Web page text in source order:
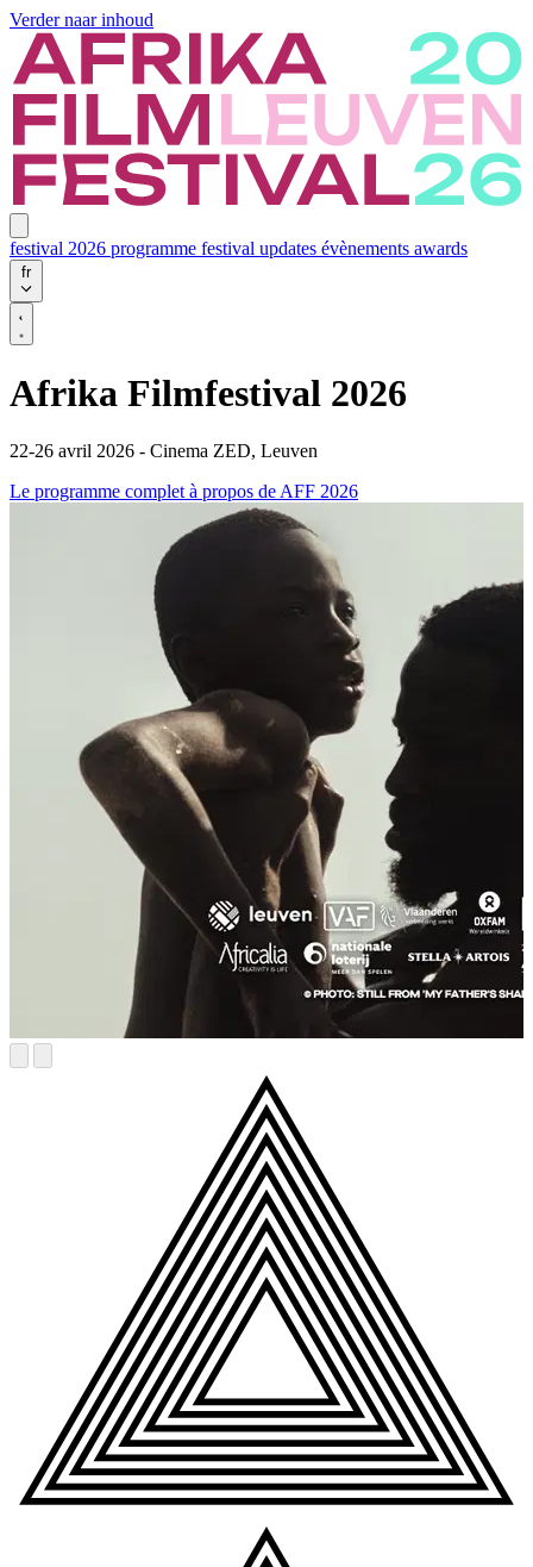
Verder naar inhoud
festival 2026 programme festival updates évènements awards
fr
Afrika Filmfestival 2026
22-26 avril 2026 - Cinema ZED, Leuven
Le programme complet à propos de AFF 2026